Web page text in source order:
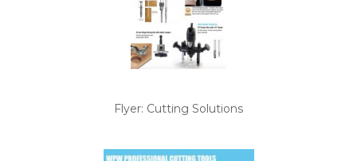
Flyer: Cutting Solutions